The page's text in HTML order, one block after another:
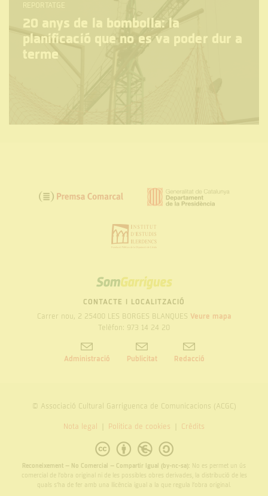
REPORTATGE
20 anys de la bombolla: la
planificació que no es va poder dur a
terme
SOM
GARRIGUES
CONTACTE I LOCALITZACIÓ
Carrer nou, 2 25400 LES BORGES BLANQUES Veure mapa
Telèfon: 973 14 24 20
Administració Publicitat Redacció
© Associació Cultural Garriguenca de Comunicacions (ACGC)
Nota legal Politica de cookies Crèdits
Reconeixement – No Comercial – Compartir Igual (by-nc-sa): No es permet un ús
comercial de l’obra original ni de les possibles obres derivades, la distribució de les
quals s’ha de fer amb una llicència igual a la que regula l’obra original.